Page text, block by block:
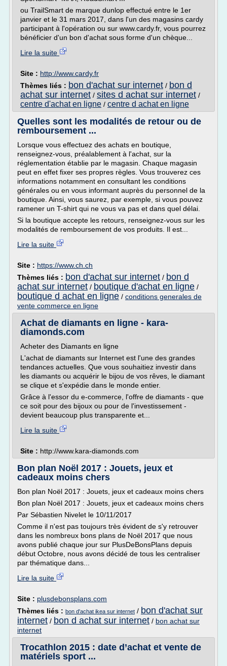
ou TrailSmart de marque dunlop effectué entre le 1er
janvier et le 31 mars 2017, dans l'un des magasins cardy
participant à l'opération ou sur www.cardy.fr, vous pourrez
bénéficier d'un bon d'achat sous forme d'un chèque...
Lire la suite
Site : http://www.cardy.fr
Thèmes liés : bon d'achat sur internet / bon d
achat sur internet / sites d achat sur internet /
centre d'achat en ligne / centre d achat en ligne
Quelles sont les modalités de retour ou de
remboursement ...
Lorsque vous effectuez des achats en boutique,
renseignez-vous, préalablement à l'achat, sur la
réglementation établie par le magasin. Chaque magasin
peut en effet fixer ses propres règles. Vous trouverez ces
informations notamment en consultant les conditions
générales ou en vous informant auprès du personnel de la
boutique. Ainsi, vous saurez, par exemple, si vous pouvez
ramener un T-shirt qui ne vous va pas et dans quel délai.
Si la boutique accepte les retours, renseignez-vous sur les
modalités de remboursement de vos produits. Il est...
Lire la suite
Site : https://www.ch.ch
Thèmes liés : bon d'achat sur internet / bon d
achat sur internet / boutique d'achat en ligne /
boutique d achat en ligne / conditions generales de
vente commerce en ligne
Achat de diamants en ligne - kara-
diamonds.com
Acheter des Diamants en ligne
L'achat de diamants sur Internet est l'une des grandes
tendances actuelles. Que vous souhaitiez investir dans
les diamants ou acquérir le bijou de vos rêves, le diamant
se clique et s'expédie dans le monde entier.
Grâce à l'essor du e-commerce, l'offre de diamants - que
ce soit pour des bijoux ou pour de l'investissement -
devient beaucoup plus transparente et...
Lire la suite
Site : http://www.kara-diamonds.com
Bon plan Noël 2017 : Jouets, jeux et
cadeaux moins chers
Bon plan Noël 2017 : Jouets, jeux et cadeaux moins chers
Bon plan Noël 2017 : Jouets, jeux et cadeaux moins chers
Par Sébastien Nivelet le 10/11/2017
Comme il n'est pas toujours très évident de s'y retrouver
dans les nombreux bons plans de Noël 2017 que nous
avons publié chaque jour sur PlusDeBonsPlans depuis
début Octobre, nous avons décidé de tous les centraliser
par thématique dans...
Lire la suite
Site : plusdebonsplans.com
Thèmes liés : bon d'achat ikea sur internet / bon d'achat sur
internet / bon d achat sur internet / bon achat sur
internet
Trocathlon 2015 : date d’achat et vente de
matériels sport ...